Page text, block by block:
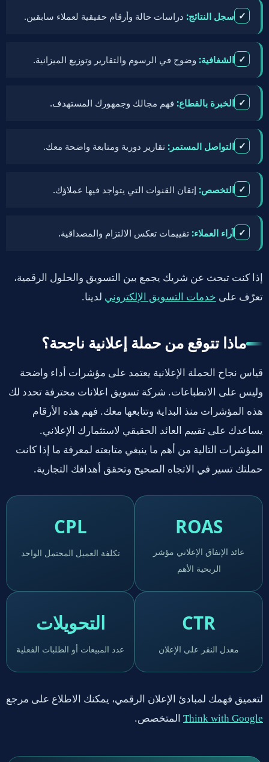
✓ سجل النتائج: دراسات حالة وأرقام حقيقية لعملاء سابقين.
✓ الشفافية: وضوح في الرسوم والتقارير وتوزيع الميزانية.
✓ الخبرة بالقطاع: فهم مجالك وجمهورك المستهدف.
✓ التواصل المستمر: تقارير دورية ومتابعة واضحة معك.
✓ التخصص: إتقان القنوات التي يتواجد فيها عملاؤك.
✓ آراء العملاء: تقييمات تعكس الالتزام والمصداقية.
إذا كنت تبحث عن شريك يجمع بين التسويق والحلول الرقمية،
تعرّف على خدمات التسويق الإلكتروني لدينا.
ماذا تتوقع من حملة إعلانية ناجحة؟
قياس نجاح الحملة الإعلانية يعتمد على مؤشرات أداء واضحة
وليس على الانطباعات. شركة تسويق اعلانات محترفة تحدد لك
هذه المؤشرات منذ البداية وتتابعها معك. فهم هذه الأرقام
يساعدك على تقييم العائد الحقيقي لاستثمارك الإعلاني.
المؤشرات التالية من أهم ما ينبغي متابعته لمعرفة ما إذا كانت
حملتك تسير في الاتجاه الصحيح وتحقق أهدافك التجارية.
ROAS
عائد الإنفاق الإعلاني مؤشر
الربحية الأهم
CPL
تكلفة العميل المحتمل الواحد
CTR
معدل النقر على الإعلان
التحويلات
عدد المبيعات أو الطلبات الفعلية
لتعميق فهمك لمبادئ الإعلان الرقمي، يمكنك الاطلاع على مرجع
Think with Google المتخصص.